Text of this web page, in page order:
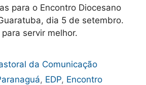
para o Encontro Diocesano
dia 5 de setembro.
servir melhor.
da Comunicação
, EDP, Encontro